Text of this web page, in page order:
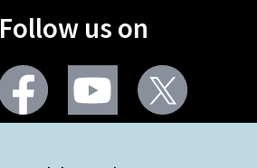
Follow us on
Facebook Youtube